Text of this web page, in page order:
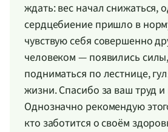
ждать: вес начал снижаться,
сердцебиение пришло в
чувствую себя совершенно
человеком — появились
подниматься по лестнице,
жизни. Спасибо за ваш труд
Однозначно рекомендую
кто заботится о своём